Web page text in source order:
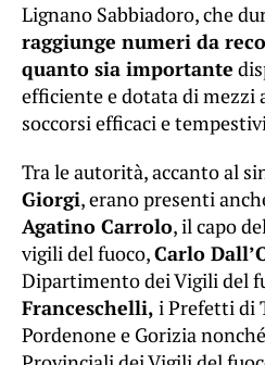
Lignano Sabbiadoro, che
raggiunge numeri da
quanto sia importante
efficiente e dotata di mezzi
soccorsi efficaci e
Tra le autorità, accanto al
Giorgi, erano presenti
Agatino Carrolo, il capo
vigili del fuoco,Carlo
Dipartimento dei Vigili del
Franceschelli, i Prefetti di
Pordenone e Gorizia